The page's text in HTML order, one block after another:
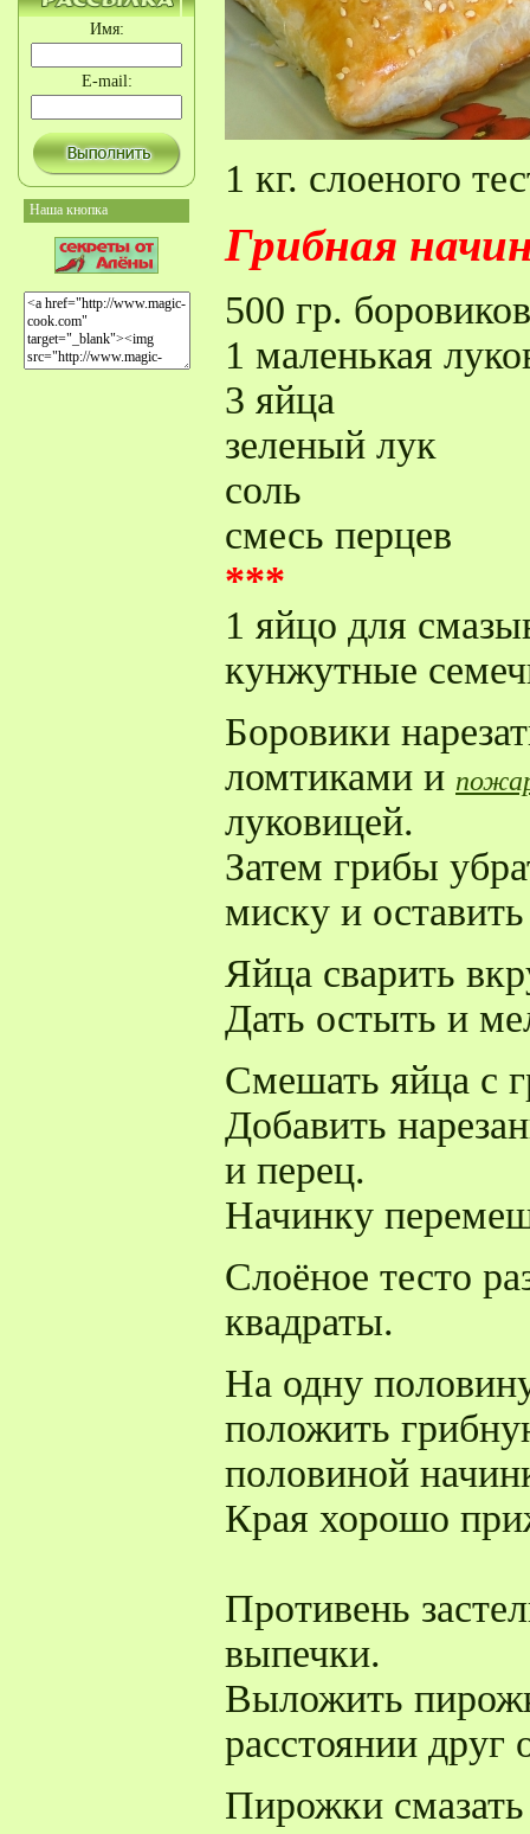
Имя:
E-mail:
Наша кнопка
1 кг. слоеного
Грибная
500 гр. боровиков
1 маленькая
3 яйца
зеленый лук
соль
смесь перцев
***
1 яйцо для
кунжутные
Боровики
ломтиками и
луковицей.
Затем грибы
миску и
Яйца сварить
Дать остыть и
Смешать яйца с
Добавить
и перец.
Начинку
Слоёное тесто
квадраты.
На одну
положить
половиной
Края хорошо
Противень
выпечки.
Выложить
расстоянии друг
Пирожки